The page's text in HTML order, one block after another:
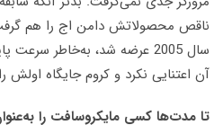
ناقص محصولاتش دامن اج را هم
سال 2005 عرضه شد، به‌خاطر
آن اعتنایی نکرد و کروم جایگاه اولش
تا مدت‌ها کسی مایکروسافت را